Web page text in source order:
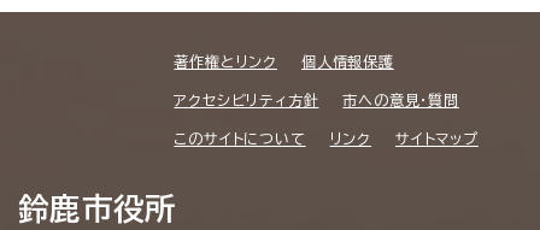
著作権とリンク 個人情報保護
アクセシビリティ方針 市への意見・質問
このサイトについて リンク サイトマップ
鈴鹿市役所